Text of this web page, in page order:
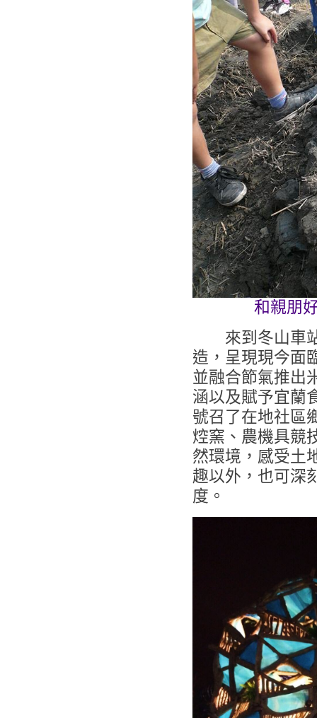
和親朋
來到冬山車
造，呈現現今面
並融合節氣推出
涵以及賦予宜蘭
號召了在地社區
焢窯、農機具競
然環境，感受土
趣以外，也可深
度。